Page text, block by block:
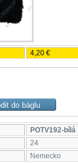
4,20 €
POTV192-bílá
24
Nemecko